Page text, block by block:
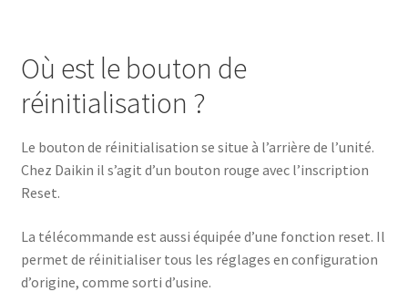
Où est le bouton de
réinitialisation ?
Le bouton de réinitialisation se situe à l’arrière de l’unité.
Chez Daikin il s’agit d’un bouton rouge avec l’inscription
Reset.
La télécommande est aussi équipée d’une fonction reset. Il
permet de réinitialiser tous les réglages en configuration
d’origine, comme sorti d’usine.